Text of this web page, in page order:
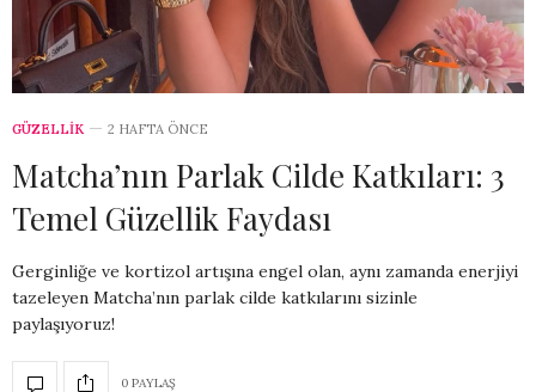
GÜZELLİK 2 HAFTA ÖNCE
Matcha’nın Parlak Cilde Katkıları: 3
Temel Güzellik Faydası
Gerginliğe ve kortizol artışına engel olan, aynı zamanda enerjiyi
tazeleyen Matcha’nın parlak cilde katkılarını sizinle
paylaşıyoruz!
0 PAYLAŞ